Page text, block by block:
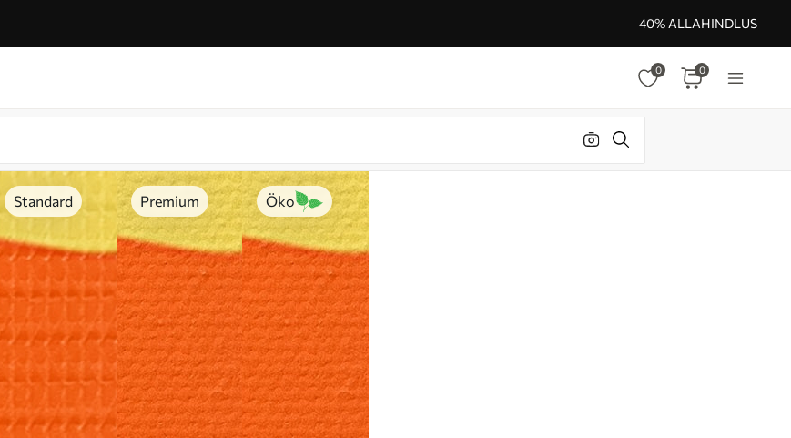
40% ALLAHINDLUS
0 0
Standard Premium Öko